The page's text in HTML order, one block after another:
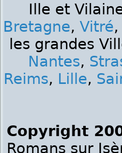
Ille et
Bretagne, Vitré,
les grandes
Nantes,
Reims, Lille,
Copyright
Romans sur